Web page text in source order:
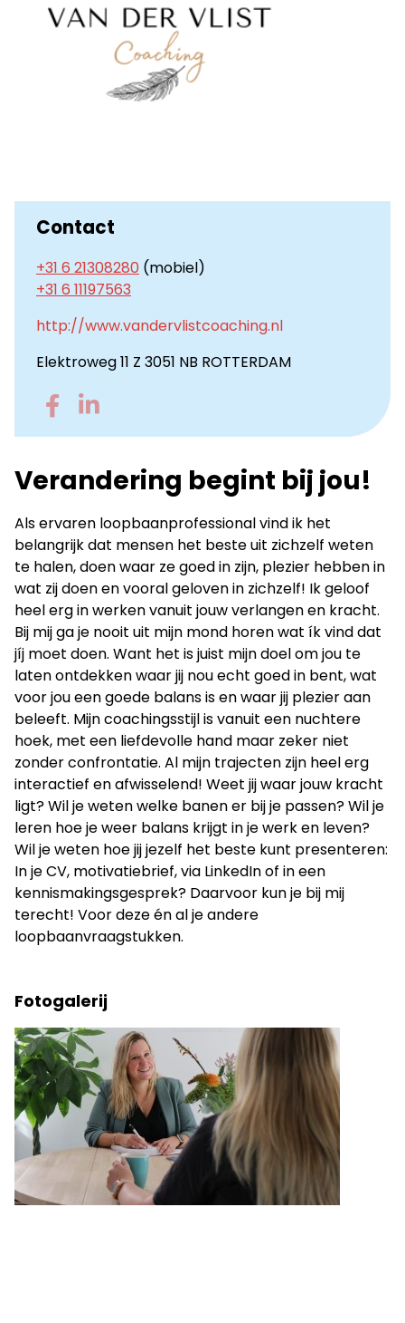
Contact
+31 6 21308280 (mobiel)
+31 6 11197563
http://www.vandervlistcoaching.nl
Elektroweg 11 Z 3051 NB ROTTERDAM
Go
Verandering begint bij jou!
Als ervaren loopbaanprofessional vind ik het
belangrijk dat mensen het beste uit zichzelf weten
te halen, doen waar ze goed in zijn, plezier hebben in
wat zij doen en vooral geloven in zichzelf! Ik geloof
heel erg in werken vanuit jouw verlangen en kracht.
Bij mij ga je nooit uit mijn mond horen wat ík vind dat
jíj moet doen. Want het is juist mijn doel om jou te
laten ontdekken waar jij nou echt goed in bent, wat
voor jou een goede balans is en waar jij plezier aan
beleeft. Mijn coachingsstijl is vanuit een nuchtere
hoek, met een liefdevolle hand maar zeker niet
zonder confrontatie. Al mijn trajecten zijn heel erg
interactief en afwisselend! Weet jij waar jouw kracht
ligt? Wil je weten welke banen er bij je passen? Wil je
leren hoe je weer balans krijgt in je werk en leven?
Wil je weten hoe jij jezelf het beste kunt presenteren:
In je CV, motivatiebrief, via LinkedIn of in een
kennismakingsgesprek? Daarvoor kun je bij mij
terecht! Voor deze én al je andere
loopbaanvraagstukken.
Fotogalerij